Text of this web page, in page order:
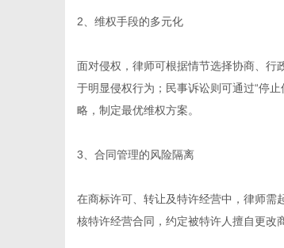
2、维权手段的多元化
面对侵权，律师可根据情节选择协商、行
于明显侵权行为；民事诉讼则可通过“停
略，制定最优维权方案。
3、合同管理的风险隔离
在商标许可、转让及特许经营中，律师需
核特许经营合同，约定被特许人擅自更改